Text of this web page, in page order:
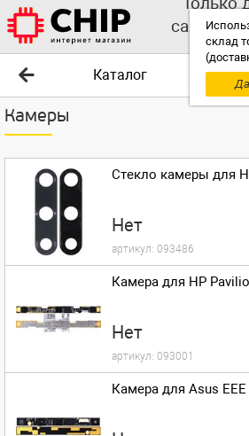
склад
Да
Каталог
Камеры
Стекло камеры для
Нет
артикул: 093486
Камера для HP
Нет
артикул: 093001
Камера для Asus EEE